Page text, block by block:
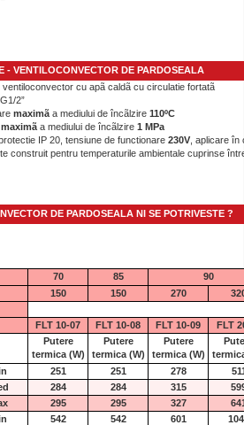
- VENTILOCONVECTOR DE PARDOSEALA
cu apã caldã cu circulatie fortatã
2”
maximã a mediului de încãlzire 110ºC
maximã a mediului de încãlzire 1 MPa
IP 20, tensiune de functionare 230V , aplicare
construit pentru temperaturile ambientale cuprinse
DE PARDOSEALA NI SE POTRIVESTE ?
70 85
90
150 150 270
FLT 10-07 FLT 10-08 FLT 10-09
FLT
Putere
termica(W)
Putere
termica(W)
Putere
termica(W)
251 251 278
284 284 315
295 295 327
542 542 601